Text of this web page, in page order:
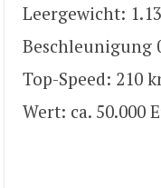
Leergewicht:
Beschleunigung
Top-Speed: 210
Wert: ca. 50.000